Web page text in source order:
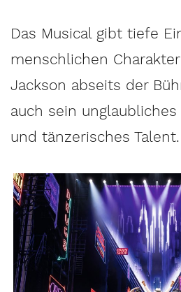
Das Musical gibt tiefe
menschlichen
Jackson abseits der
auch sein
und tänzerisches Talent.